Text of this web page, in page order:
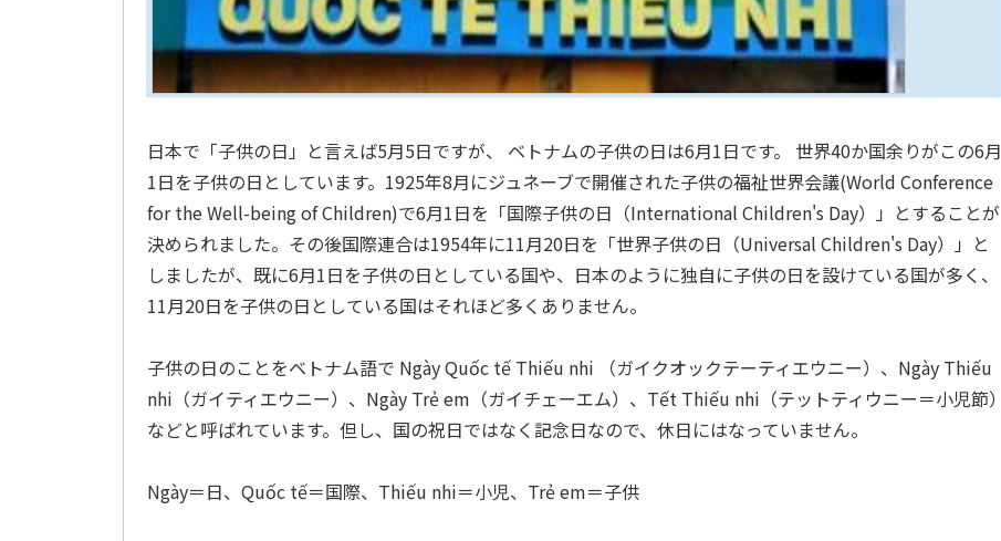
日本で「子供の日」と言えば5月5日ですが、 ベトナムの子供の日は6月1日です。 世界40か国余りがこの6月
1日を子供の日としています。1925年8月にジュネーブで開催された子供の福祉世界会議(World Conference
for the Well-being of Children)で6月1日を「国際子供の日（International Children's Day）」とすることが
決められました。その後国際連合は1954年に11月20日を「世界子供の日（Universal Children's Day）」と
しましたが、既に6月1日を子供の日としている国や、日本のように独自に子供の日を設けている国が多く、
11月20日を子供の日としている国はそれほど多くありません。
子供の日のことをベトナム語で Ngày Quốc tế Thiếu nhi （ガイクオックテーティエウニー）、Ngày Thiếu
nhi（ガイティエウニー）、Ngày Trẻ em（ガイチェーエム）、Tết Thiếu nhi（テットティウニー＝小児節）
などと呼ばれています。但し、国の祝日ではなく記念日なので、休日にはなっていません。
Ngày＝日、Quốc tế＝国際、Thiếu nhi＝小児、Trẻ em＝子供